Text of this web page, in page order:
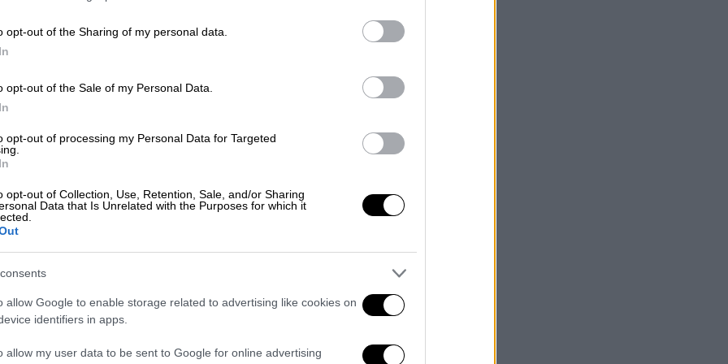
opt-out of the Sharing of my personal data.
opt-out of the Sale of my Personal Data.
opt-out of processing my Personal Data for Targeted
opt-out of Collection, Use, Retention, Sale, and/or Sharing
Data that Is Unrelated with the Purposes for which it
allow Google to enable storage related to advertising like cookies on
identifiers in apps.
allow my user data to be sent to Google for online advertising
της
στη στάση των ΚΤΕΛμε κατεύθυνση
προσπάθησε να
Όπως μεταδίδει το